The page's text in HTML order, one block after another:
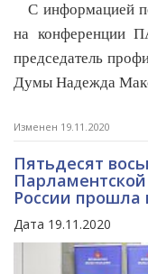
С информацией
на конференции
председатель
Думы Надежда
Изменен 19.11.2020
Пятьдесят
России
Дата 19.11.2020